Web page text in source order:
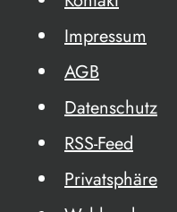
Impressum
AGB
Datenschutz
RSS-Feed
Privatsphäre